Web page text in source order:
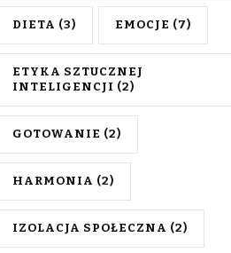
DIETA (3) EMOCJE (7)
ETYKA SZTUCZNEJ
INTELIGENCJI (2)
GOTOWANIE (2)
HARMONIA (2)
IZOLACJA SPOŁECZNA (2)